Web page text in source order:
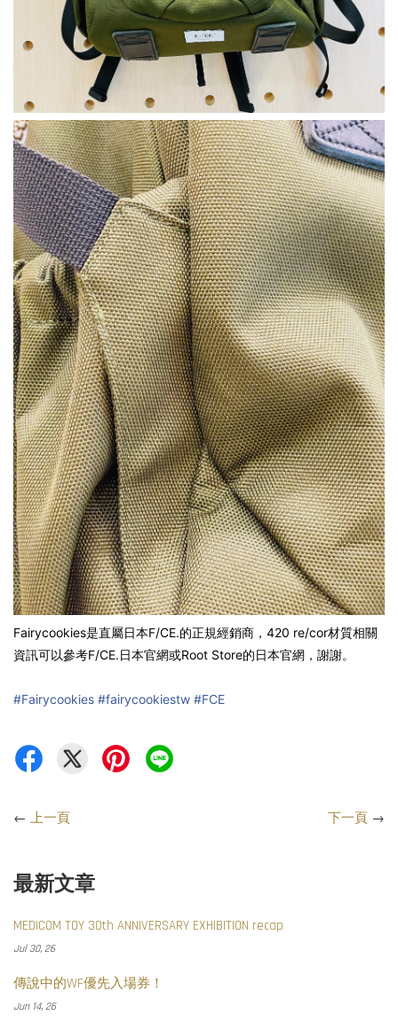
Fairycookies是直屬日本F/CE.的正規經銷商，420 re/cor材質相關
資訊可以參考F/CE.日本官網或Root Store的日本官網，謝謝。
#Fairycookies #fairycookiestw #FCE
← 上一頁 下一頁 →
最新文章
MEDICOM TOY 30th ANNIVERSARY EXHIBITION recap
Jul 30, 26
傳說中的WF優先入場券！
Jun 14, 26